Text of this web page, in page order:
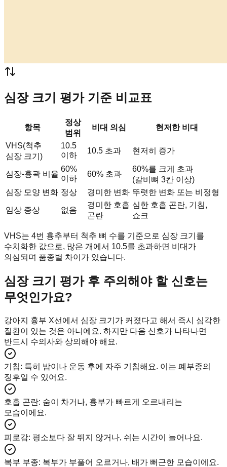
심장 크기 평가 기준 비교표
항목
정상
범위
비대 의심 현저한 비대
VHS(척추
심장 크기)
10.5
이하
10.5 초과 현저히 증가
심장-흉곽 비율
60%
이하
60% 초과
60%를 크게 초과
(갈비뼈 3칸 이상)
심장 모양 변화 정상 경미한 변화 뚜렷한 변화 또는 비정형
임상 증상 없음
경미한 호흡
곤란
심한 호흡 곤란, 기침,
쇼크
VHS는 4번 흉추부터 척추 뼈 수를 기준으로 심장 크기를
수치화한 값으로, 많은 개에서 10.5를 초과하면 비대가
의심되며 품종별 차이가 있습니다.
심장 크기 평가 후 주의해야 할 신호는
무엇인가요?
강아지 흉부 X선에서 심장 크기가 커졌다고 해서 즉시 심각한
질환이 있는 것은 아니에요. 하지만 다음 신호가 나타나면
반드시 수의사와 상의해야 해요.
기침: 특히 밤이나 운동 후에 자주 기침해요. 이는 폐부종의
징후일 수 있어요.
호흡 곤란: 숨이 차거나, 흉부가 빠르게 오르내리는
모습이에요.
피로감: 평소보다 잘 뛰지 않거나, 쉬는 시간이 늘어나요.
복부 부종: 복부가 부풀어 오르거나, 배가 뻐근한 모습이에요.